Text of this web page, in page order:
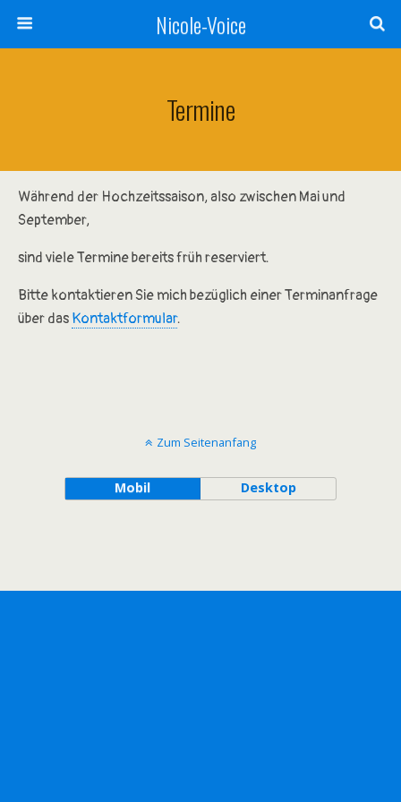
Nicole-Voice
Termine
Während der Hochzeitssaison, also zwischen Mai und
September,
sind viele Termine bereits früh reserviert.
Bitte kontaktieren Sie mich bezüglich einer Terminanfrage
über das Kontaktformular.
Zum Seitenanfang
Mobil Desktop